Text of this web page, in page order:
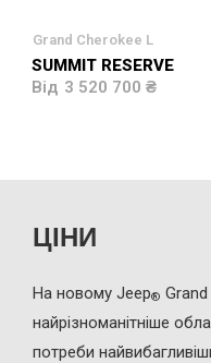
Grand Cherokee L
SUMMIT RESERVE
3 520 700 ₴
ЦІНИ
На новому Jeep®
найрізноманітніше
потреби